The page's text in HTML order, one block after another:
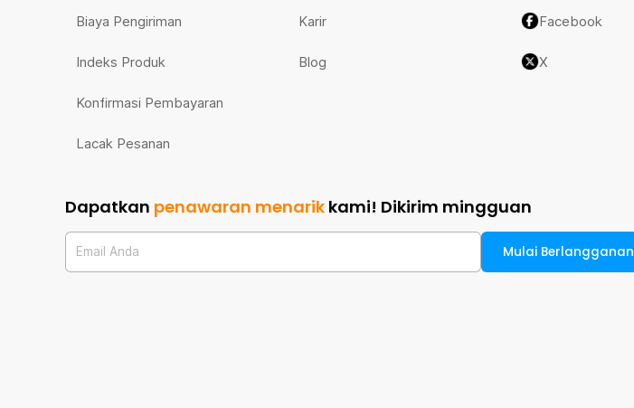
Biaya Pengiriman
Indeks Produk
Konfirmasi Pembayaran
Lacak Pesanan
Karir
Blog
Facebook
X
Dapatkan penawaran menarik kami! Dikirim mingguan
Email Anda Mulai Berlangganan